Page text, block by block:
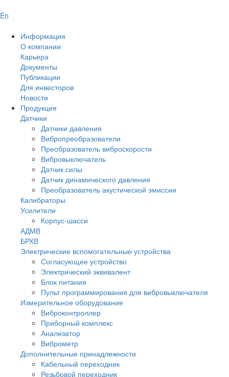
En
Информация
О компании
Карьера
Документы
Публикации
Для инвесторов
Новости
Продукция
Датчики
Датчики давления
Вибропреобразователи
Преобразователь виброскорости
Вибровыключатель
Датчик силы
Датчик динамического давления
Преобразователь акустической эмиссии
Калибраторы
Усилители
Корпус-шасси
АДМВ
БРХВ
Электрические вспомогательные устройства
Согласующее устройство
Электрический эквивалент
Блок питания
Пульт программирования для вибровыключателя
Измерительное оборудование
Виброконтроллер
Приборный комплекс
Анализатор
Виброметр
Дополнительные принадлежности
Кабельный переходник
Резьбовой переходник